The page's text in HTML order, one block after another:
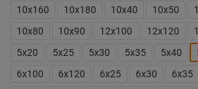
derselben
10x160
10x180 10x40 10x50
10x80
10x90 12x100 12x120
5x20
5x25 5x30 5x35 5x40
6x100
6x120 6x25 6x30 6x35